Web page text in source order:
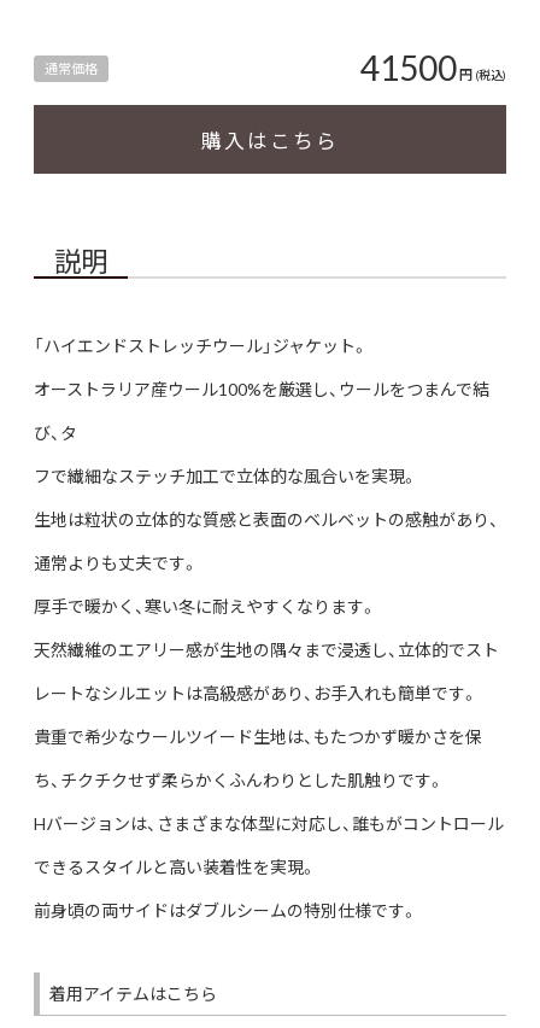
通常価格 41500円 (税込)
購入はこちら
説明
「ハイエンドストレッチウール」ジャケット。
オーストラリア産ウール100%を厳選し、ウールをつまんで結
び、タ
フで繊細なステッチ加工で立体的な風合いを実現。
生地は粒状の立体的な質感と表面のベルベットの感触があり、
通常よりも丈夫です。
厚手で暖かく、寒い冬に耐えやすくなります。
天然繊維のエアリー感が生地の隅々まで浸透し、立体的でスト
レートなシルエットは高級感があり、お手入れも簡単です。
貴重で希少なウールツイード生地は、もたつかず暖かさを保
ち、チクチクせず柔らかくふんわりとした肌触りです。
Hバージョンは、さまざまな体型に対応し、誰もがコントロール
できるスタイルと高い装着性を実現。
前身頃の両サイドはダブルシームの特別仕様です。
着用アイテムはこちら